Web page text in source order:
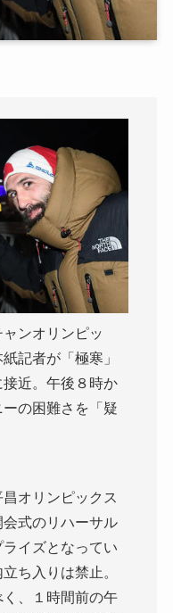
ンオリンピッ
記者が「極寒」
近。午後８時か
の困難さを「疑
オリンピックス
式のリハーサル
イズとなってい
ち入りは禁止。
、１時間前の午